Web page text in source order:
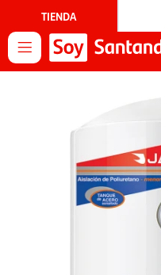
TIENDA
